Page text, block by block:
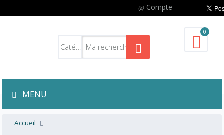
Compte
0
MENU
Accueil